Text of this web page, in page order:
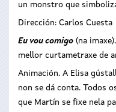
un monstro que
Dirección: Carlos Cuesta
Eu vou comigo (na
mellor curtametraxe de
Animación. A Elisa
non se dá conta. Todos
que Martín se fixe nela